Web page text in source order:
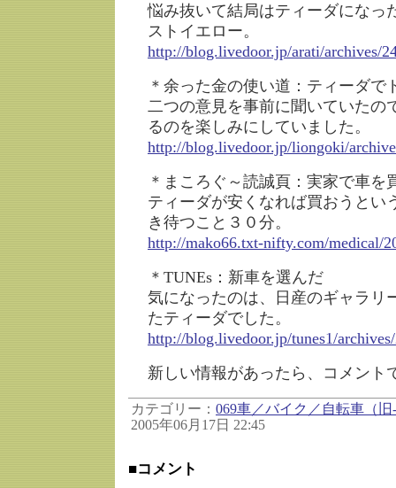
悩み抜いて結局はティーダになっ
ストイエロー。
http://blog.livedoor.jp/arati/archives/
＊余った金の使い道：ティーダで
二つの意見を事前に聞いていたの
るのを楽しみにしていました。
http://blog.livedoor.jp/liongoki/
＊まころぐ～読誠頁：実家で車を
ティーダが安くなれば買おうとい
き待つこと３０分。
http://mako66.txt-nifty.com/medical/
＊TUNEs：新車を選んだ
気になったのは、日産のギャラリ
たティーダでした。
http://blog.livedoor.jp/tunes1/
新しい情報があったら、コメント
カテゴリー： 069車／バイク／自転車（旧
2005年06月17日 22:45
■コメント